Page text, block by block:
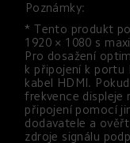
Poznámky:
* Tento produkt
1920 × 1080 s
Pro dosažení
k připojení k
kabel HDMI.
frekvence displeje
připojení pomocí
dodavatele a
zdroje signálu